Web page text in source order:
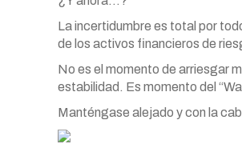
La incertidumbre es total por
de los activos financieros de
No es el momento de arriesgar
estabilidad. Es momento del
Manténgase alejado y con la